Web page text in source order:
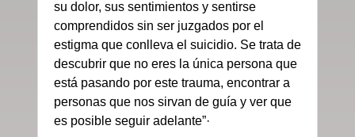
su dolor, sus sentimientos y sentirse
comprendidos sin ser juzgados por el
estigma que conlleva el suicidio. Se trata de
descubrir que no eres la única persona que
está pasando por este trauma, encontrar a
personas que nos sirvan de guía y ver que
es posible seguir adelante”·